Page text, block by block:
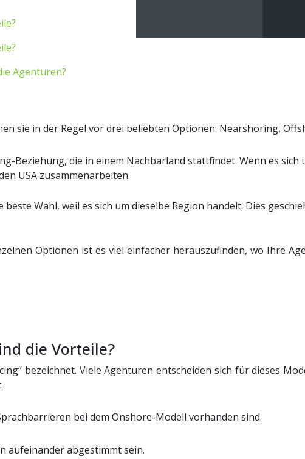
Agenturen?
sie in der Regel vor drei beliebten Optionen: Nearshoring,
Beziehung, die in einem Nachbarland stattfindet. Wenn es sich
USA zusammenarbeiten.
Wahl, weil es sich um dieselbe Region handelt. Dies
Optionen ist es viel einfacher herauszufinden, wo Ihre
die Vorteile?
bezeichnet. Viele Agenturen entscheiden sich für dieses
bei dem Onshore-Modell vorhanden sind.
aufeinander abgestimmt sein.